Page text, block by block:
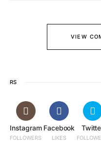
VIEW
RS
Instagram
FOLLOWERS
Facebook
LIKES